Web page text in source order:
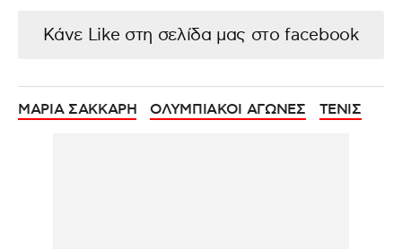
Κάνε Like στη σελίδα μας στο facebook
ΜΑΡΙΑ ΣΑΚΚΑΡΗ ΟΛΥΜΠΙΑΚΟΙ ΑΓΩΝΕΣ ΤΕΝΙΣ